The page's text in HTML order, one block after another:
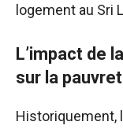
logement au Sri
L’impact de
sur la
Historiquement,